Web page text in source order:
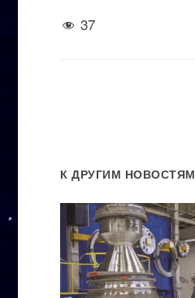
37
К ДРУГИМ НОВОСТЯМ